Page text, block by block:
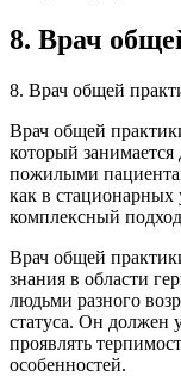
8. Врач
8. Врач общей
Врач общей
который
пожилыми
как в стационарных
комплексный
Врач общей
знания в области
людьми разного
статуса. Он должен
проявлять
особенностей.